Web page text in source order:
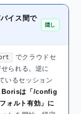
イス間で
隠し
でクラウドセ
られる。逆に
いるセッション
Borisは「/config
ォルト有効」に